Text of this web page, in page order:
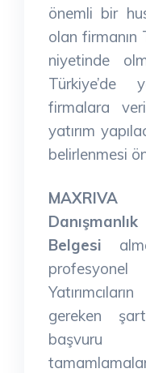
önemli bir
olan firmanın
niyetinde
Türkiye’de
firmalara
yatırım
belirlenmesi
Danışmanlık
Belgesi
profesyonel
gereken
başvuru